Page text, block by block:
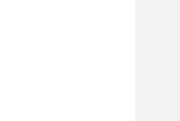
5.6.25 MySQL Community Server (GPL) ...